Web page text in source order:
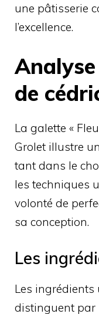
une pâtisserie
l’excellence.
de
La galette «
Grolet illustre
tant dans le
les techniques
volonté de
sa conception.
Les
Les ingrédients
distinguent par